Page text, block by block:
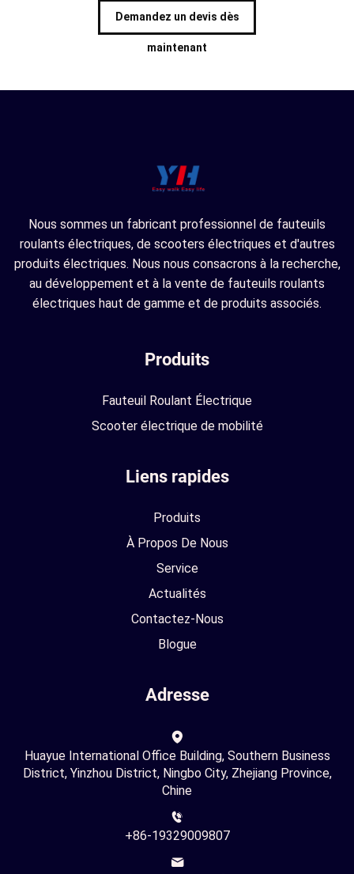
Demandez un devis dès
maintenant
Nous sommes un fabricant professionnel de fauteuils
roulants électriques, de scooters électriques et d'autres
produits électriques. Nous nous consacrons à la recherche,
au développement et à la vente de fauteuils roulants
électriques haut de gamme et de produits associés.
Produits
Fauteuil Roulant Électrique
Scooter électrique de mobilité
Liens rapides
Produits
À Propos De Nous
Service
Actualités
Contactez-Nous
Blogue
Adresse
Huayue International Office Building, Southern Business
District, Yinzhou District, Ningbo City, Zhejiang Province,
Chine
+86-19329009807